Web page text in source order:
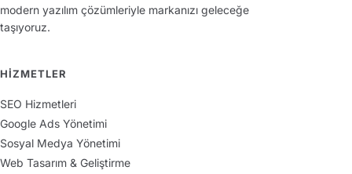
modern yazılım çözümleriyle markanızı geleceğe
taşıyoruz.
HIZMETLER
SEO Hizmetleri
Google Ads Yönetimi
Sosyal Medya Yönetimi
Web Tasarım & Geliştirme